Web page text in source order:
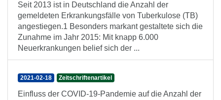
Seit 2013 ist in Deutschland die Anzahl der
gemeldeten Erkrankungsfälle von Tuberkulose (TB)
angestiegen.1 Besonders markant gestaltete sich die
Zunahme im Jahr 2015: Mit knapp 6.000
Neuerkrankungen belief sich der ...
2021-02-18 Zeitschriftenartikel
Einfluss der COVID-19-Pandemie auf die Anzahl der